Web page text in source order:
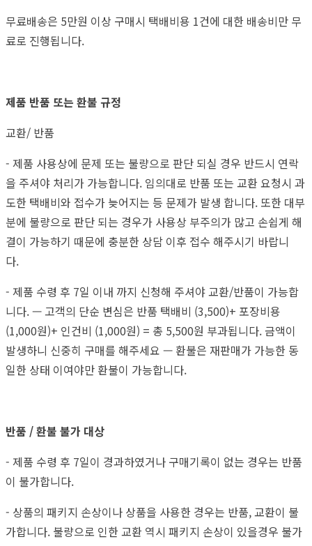
무료배송은 5만원 이상 구매시 택배비용 1건에 대한 배송비만 무
료로 진행됩니다.
제품 반품 또는 환불 규정
교환/ 반품
- 제품 사용상에 문제 또는 불량으로 판단 되실 경우 반드시 연락
을 주셔야 처리가 가능합니다. 임의대로 반품 또는 교환 요청시 과
도한 택배비와 접수가 늦어지는 등 문제가 발생 합니다. 또한 대부
분에 불량으로 판단 되는 경우가 사용상 부주의가 많고 손쉽게 해
결이 가능하기 때문에 충분한 상담 이후 접수 해주시기 바랍니
다.
- 제품 수령 후 7일 이내 까지 신청해 주셔야 교환/반품이 가능합
니다. — 고객의 단순 변심은 반품 택배비 (3,500)+ 포장비용
(1,000원)+ 인건비 (1,000원) = 총 5,500원 부과됩니다. 금액이
발생하니 신중히 구매를 해주세요 — 환불은 재판매가 가능한 동
일한 상태 이여야만 환불이 가능합니다.
반품 / 환불 불가 대상
- 제품 수령 후 7일이 경과하였거나 구매기록이 없는 경우는 반품
이 불가합니다.
- 상품의 패키지 손상이나 상품을 사용한 경우는 반품, 교환이 불
가합니다. 불량으로 인한 교환 역시 패키지 손상이 있을경우 불가